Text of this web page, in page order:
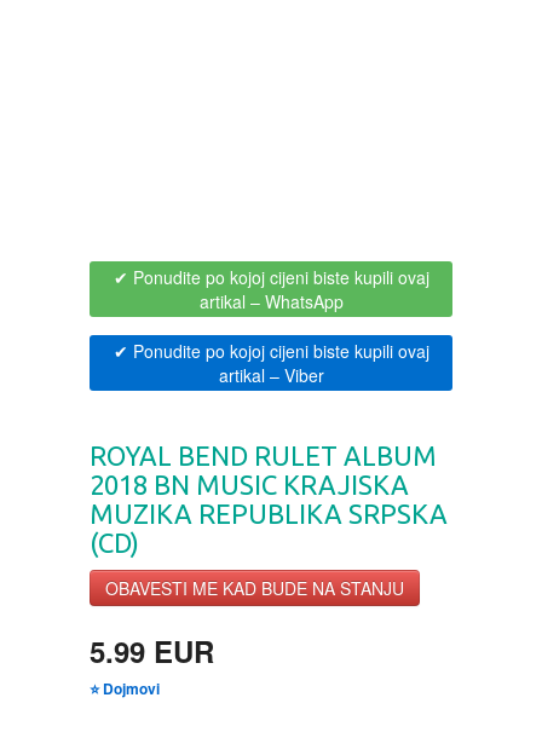
DUH I TELO
EDUKATIVNI
ESEJISTIKA
FANTASTIKA
INTERNET I RAČUNARI
✔ Ponudite po kojoj cijeni biste kupili ovaj
artikal – WhatsApp
✔ Ponudite po kojoj cijeni biste kupili ovaj
artikal– Viber
ROYAL BEND RULET ALBUM
2018 BN MUSIC KRAJISKA
MUZIKA REPUBLIKA SRPSKA
(CD)
OBAVESTI ME KAD BUDE NA STANJU
5.99 EUR
⭐ Dojmovi